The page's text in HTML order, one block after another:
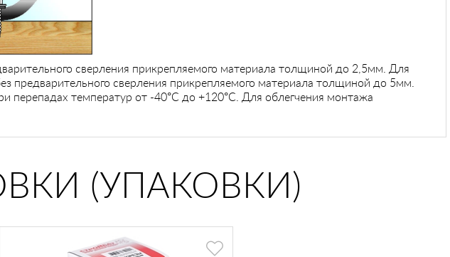
сверления прикрепляемого материала толщиной до 2,5мм. Для
сверления прикрепляемого материала толщиной до 5мм.
перепадах температур от -40°С до +120°С. Для облегчения монтажа
(УПАКОВКИ)